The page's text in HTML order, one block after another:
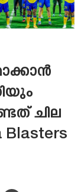
ചില
Blasters